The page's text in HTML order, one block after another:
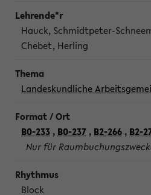
Hauck, Schmidtpeter-
Chebet, Herling
Landeskundliche
B0-233 , B0-237 , B2-266 , B2-
Nur für
Block